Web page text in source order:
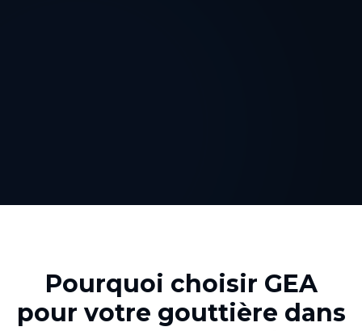
Pourquoi choisir GEA
pour votre gouttière dans